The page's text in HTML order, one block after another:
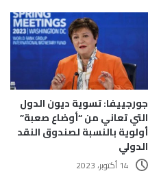
جورجييفا: تسوية ديون الدول
التي تعاني من “أوضاع صعبة”
أولوية بالنسبة لصندوق النقد
الدولي
14 أكتوبر، 2023